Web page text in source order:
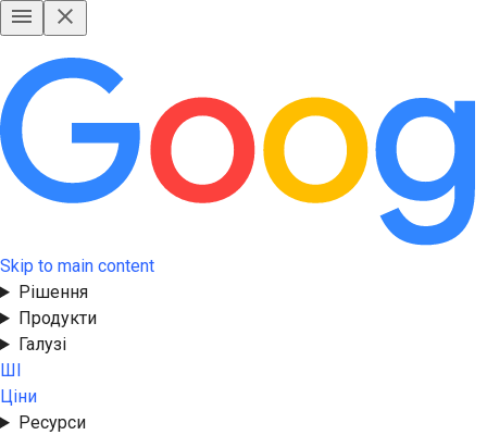
Skip to main content
Рішення
Продукти
Галузі
ШІ
Ціни
Ресурси